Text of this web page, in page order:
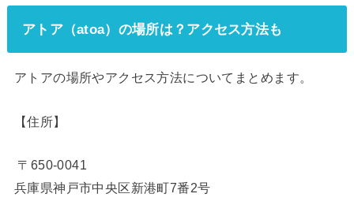
アトア（atoa） の場所は？アクセス方法も
アトアの場所やアクセス方法についてまとめます。
【住所】
〒650-0041
兵庫県神戸市中央区新港町7番2号